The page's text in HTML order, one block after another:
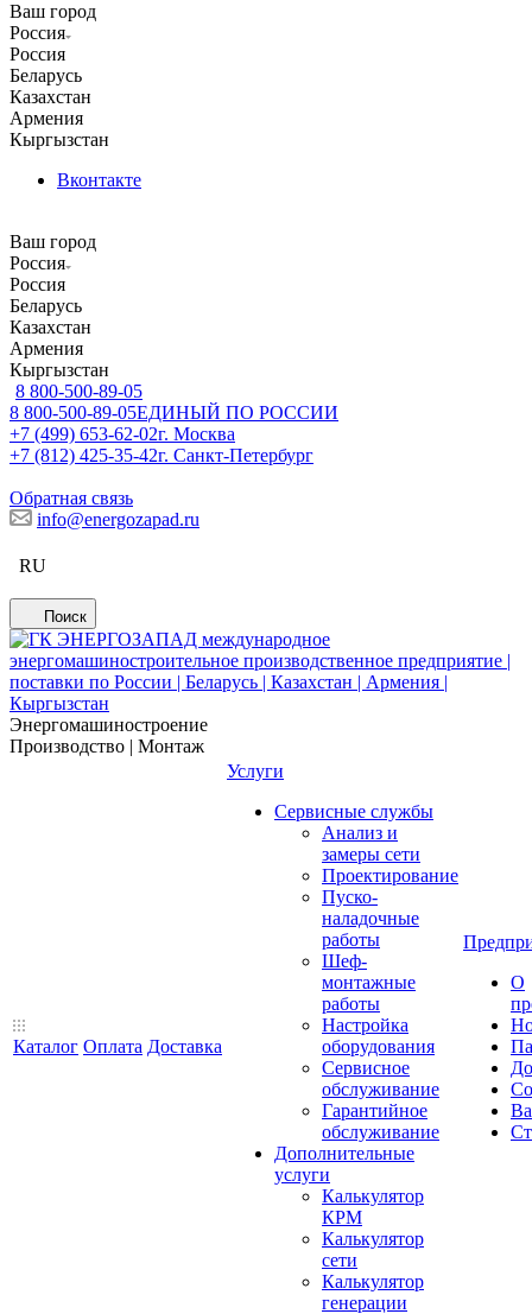
Ваш город
Россия
Россия
Беларусь
Казахстан
Армения
Кыргызстан
Вконтакте
Ваш город
Россия
Россия
Беларусь
Казахстан
Армения
Кыргызстан
8 800-500-89-05
8 800-500-89-05ЕДИНЫЙ ПО РОССИИ
+7 (499) 653-62-02г. Москва
+7 (812) 425-35-42г. Санкт-Петербург
Обратная связь
info@energozapad.ru
RU
Поиск
Энергомашиностроение
Производство | Монтаж
Каталог Оплата Доставка
Услуги
Сервисные службы
Анализ и
замеры сети
Проектирование
Пуско-
наладочные
работы
Шеф-
монтажные
работы
Настройка
оборудования
Сервисное
обслуживание
Гарантийное
обслуживание
Дополнительные
услуги
Калькулятор
КРМ
Калькулятор
сети
Калькулятор
генерации
О